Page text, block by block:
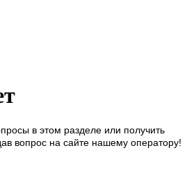
в этом разделе или получить
вопрос на сайте нашему оператору!